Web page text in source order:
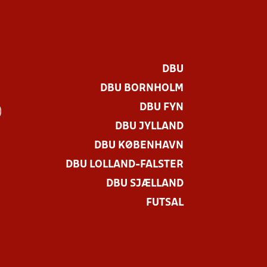
DBU
DBU BORNHOLM
DBU FYN
DBU JYLLAND
DBU KØBENHAVN
DBU LOLLAND-FALSTER
DBU SJÆLLAND
FUTSAL